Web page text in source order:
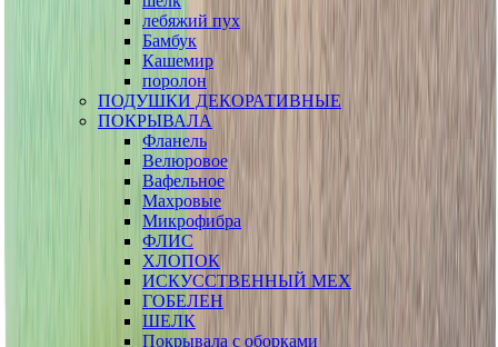
лебяжий пух
Бамбук
Кашемир
поролон
ПОДУШКИ ДЕКОРАТИВНЫЕ
ПОКРЫВАЛА
Фланель
Велюровое
Вафельное
Махровые
Микрофибра
ФЛИС
ХЛОПОК
ИСКУССТВЕННЫЙ МЕХ
ГОБЕЛЕН
ШЕЛК
Покрывала с оборками